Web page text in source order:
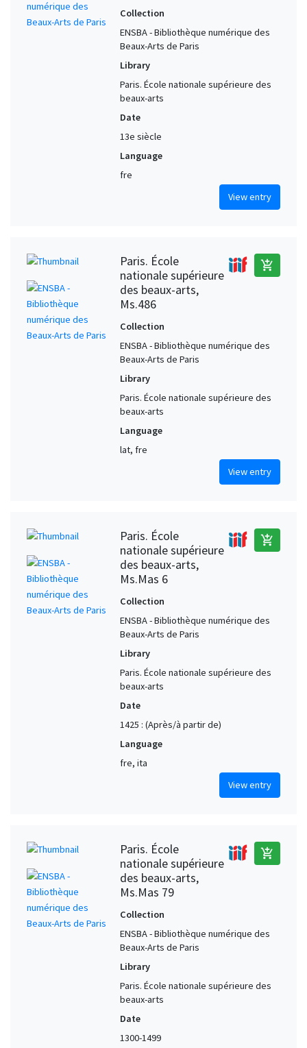
Collection
ENSBA - Bibliothèque numérique des
Beaux-Arts de Paris
Library
Paris. École nationale supérieure des
beaux-arts
Date
13e siècle
Language
fre
View entry
Paris. École
nationale supérieure
des beaux-arts,
Ms.486
add_shopping_cart
Collection
ENSBA - Bibliothèque numérique des
Beaux-Arts de Paris
Library
Paris. École nationale supérieure des
beaux-arts
Language
lat, fre
View entry
Paris. École
nationale supérieure
des beaux-arts,
Ms.Mas 6
add_shopping_cart
Collection
ENSBA - Bibliothèque numérique des
Beaux-Arts de Paris
Library
Paris. École nationale supérieure des
beaux-arts
Date
1425 : (Après/à partir de)
Language
fre, ita
View entry
Paris. École
nationale supérieure
des beaux-arts,
Ms.Mas 79
add_shopping_cart
Collection
ENSBA - Bibliothèque numérique des
Beaux-Arts de Paris
Library
Paris. École nationale supérieure des
beaux-arts
Date
1300-1499